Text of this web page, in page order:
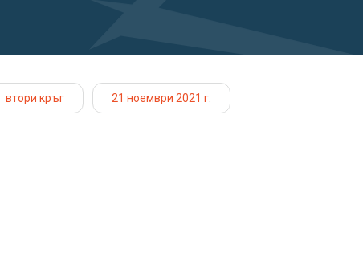
втори кръг 21 ноември 2021 г.